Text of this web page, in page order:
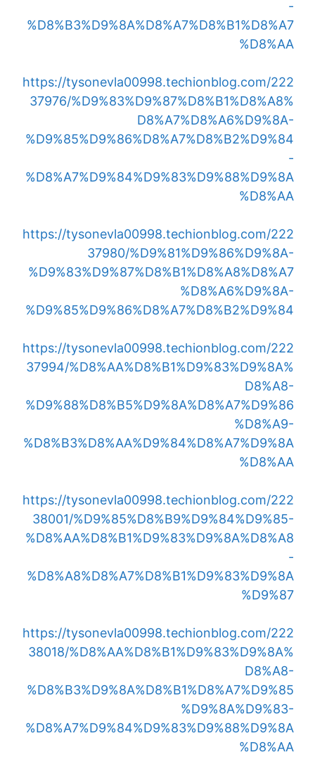
-
%D8%B3%D9%8A%D8%A7%D8%B1%D8%A7
%D8%AA
https://tysonevla00998.techionblog.com/222
37976/%D9%83%D9%87%D8%B1%D8%A8%
D8%A7%D8%A6%D9%8A-
%D9%85%D9%86%D8%A7%D8%B2%D9%84
-
%D8%A7%D9%84%D9%83%D9%88%D9%8A
%D8%AA
https://tysonevla00998.techionblog.com/222
37980/%D9%81%D9%86%D9%8A-
%D9%83%D9%87%D8%B1%D8%A8%D8%A7
%D8%A6%D9%8A-
%D9%85%D9%86%D8%A7%D8%B2%D9%84
https://tysonevla00998.techionblog.com/222
37994/%D8%AA%D8%B1%D9%83%D9%8A%
D8%A8-
%D9%88%D8%B5%D9%8A%D8%A7%D9%86
%D8%A9-
%D8%B3%D8%AA%D9%84%D8%A7%D9%8A
%D8%AA
https://tysonevla00998.techionblog.com/222
38001/%D9%85%D8%B9%D9%84%D9%85-
%D8%AA%D8%B1%D9%83%D9%8A%D8%A8
-
%D8%A8%D8%A7%D8%B1%D9%83%D9%8A
%D9%87
https://tysonevla00998.techionblog.com/222
38018/%D8%AA%D8%B1%D9%83%D9%8A%
D8%A8-
%D8%B3%D9%8A%D8%B1%D8%A7%D9%85
%D9%8A%D9%83-
%D8%A7%D9%84%D9%83%D9%88%D9%8A
%D8%AA